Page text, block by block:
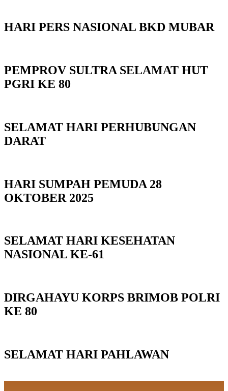
HARI PERS NASIONAL BKD MUBAR
PEMPROV SULTRA SELAMAT HUT
PGRI KE 80
SELAMAT HARI PERHUBUNGAN
DARAT
HARI SUMPAH PEMUDA 28
OKTOBER 2025
SELAMAT HARI KESEHATAN
NASIONAL KE-61
DIRGAHAYU KORPS BRIMOB POLRI
KE 80
SELAMAT HARI PAHLAWAN